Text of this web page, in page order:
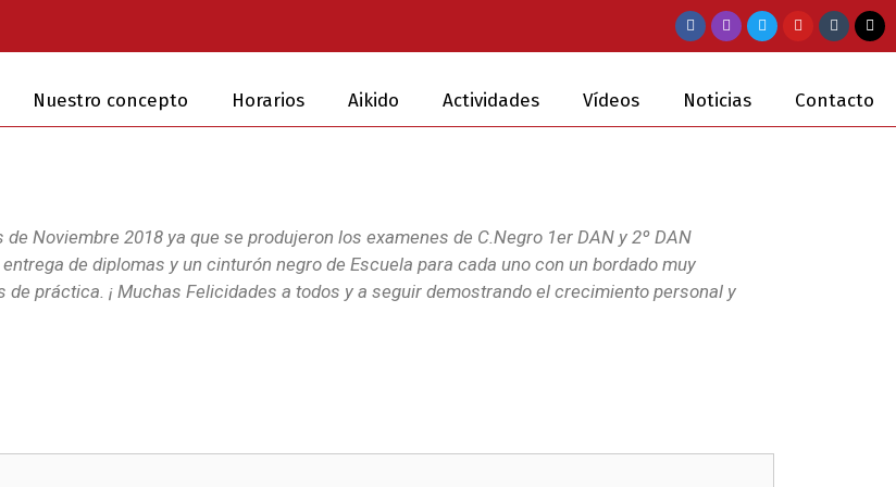
Nuestro concepto Horarios Aikido Actividades Vídeos Noticias Contacto
Noviembre 2018 ya que se produjeron los examenes de C.Negro 1er DAN y 2º DAN
de diplomas y un cinturón negro de Escuela para cada uno con un bordado muy
práctica. ¡ Muchas Felicidades a todos y a seguir demostrando el crecimiento personal y